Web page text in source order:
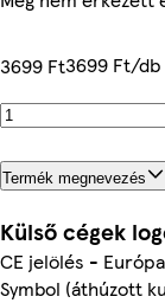
3699 Ft3699 Ft/db
Termék megnevezés
Külső cégek
CE jelölés -
Symbol (áthúzott